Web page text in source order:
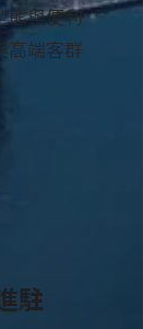
態與便利
高端客群
駐